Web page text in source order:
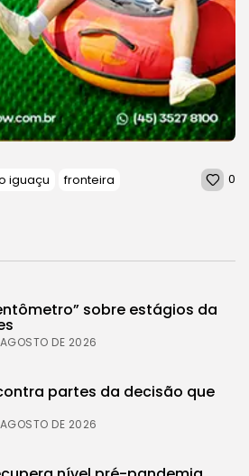
iguaçu fronteira 0
sobre estágios da
DE 2026
partes da decisão que
DE 2026